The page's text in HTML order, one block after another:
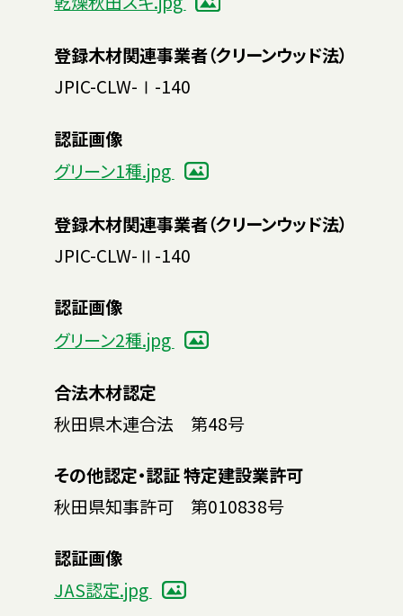
登録木材関連事業者（クリーンウッド法）
JPIC-CLW-Ⅰ-140
認証画像
グリーン1種.jpg
登録木材関連事業者（クリーンウッド法）
JPIC-CLW-Ⅱ-140
認証画像
グリーン2種.jpg
合法木材認定
秋田県木連合法 第48号
その他認定・認証 特定建設業許可
秋田県知事許可 第010838号
認証画像
JAS認定.jpg